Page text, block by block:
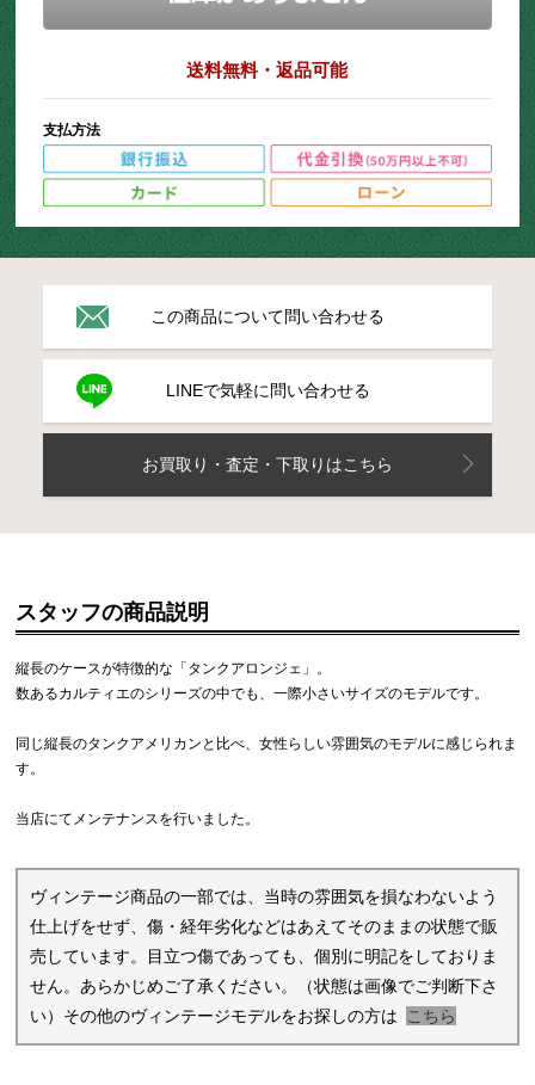
送料無料・返品可能
支払方法
この商品について問い合わせる
LINEで気軽に問い合わせる
お買取り・査定・下取りはこちら
スタッフの商品説明
縦長のケースが特徴的な「タンクアロンジェ」。
数あるカルティエのシリーズの中でも、一際小さいサイズのモデルです。
同じ縦長のタンクアメリカンと比べ、女性らしい雰囲気のモデルに感じられま
す。
当店にてメンテナンスを行いました。
ヴィンテージ商品の一部では、当時の雰囲気を損なわないよう
仕上げをせず、傷・経年劣化などはあえてそのままの状態で販
売しています。目立つ傷であっても、個別に明記をしておりま
せん。あらかじめご了承ください。（状態は画像でご判断下さ
い）その他のヴィンテージモデルをお探しの方は
こちら